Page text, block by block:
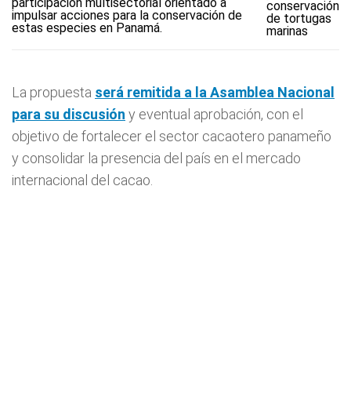
conservación
de tortugas
marinas
La propuesta será remitida a la Asamblea Nacional
para su discusión y eventual aprobación, con el
objetivo de fortalecer el sector cacaotero panameño
y consolidar la presencia del país en el mercado
internacional del cacao.